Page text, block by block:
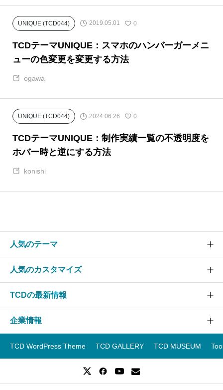
UNIQUE (TCD044) 2019.05.01 0
TCDテーマUNIQUE：スマホのハンバーガーメニ
ューの色変更を変更する方法
ogawa
UNIQUE (TCD044) 2024.06.26 0
TCDテーマUNIQUE：制作実績一覧の不透明度を
ホバー時と逆にする方法
konishi
人気のテーマ
SOLARIS
NANO
人気のカスタマイズ
グローバルメニュー
フッター
TCDの最新情報
TCDニュース
企業情報
運営会社
TCD WordPress Theme TCD GALLERY TCD MUSEUM